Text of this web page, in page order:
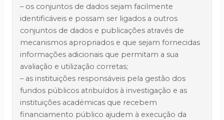
– os conjuntos de dados sejam facilmente
identificáveis e possam ser ligados a outros
conjuntos de dados e publicações através de
mecanismos apropriados e que sejam fornecidas
informações adicionais que permitam a sua
avaliação e utilização corretas;
– as instituições responsáveis pela gestão dos
fundos públicos atribuídos à investigação e as
instituições académicas que recebem
financiamento público ajudem à execução da